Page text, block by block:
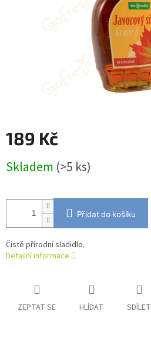
189 Kč
cena:
Skladem (>5 ks)
Přidat do košíku
Čistě přírodní sladidlo.
Detailní informace
ZEPTAT SE HLÍDAT SDÍLET